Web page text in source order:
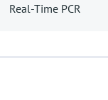
Real-Time PCR